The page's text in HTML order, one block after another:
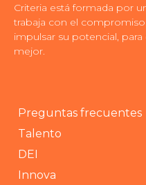
Criteria está formada por
trabaja con el
impulsar su potencial,
mejor.
Preguntas frecuentes
Talento
DEI
Innova